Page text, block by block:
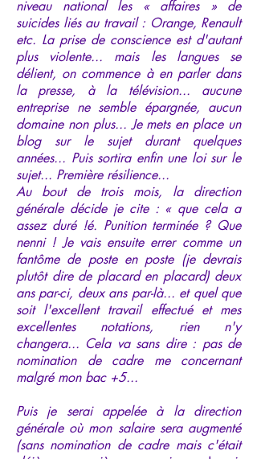
niveau national les « affaires » de
suicides liés au travail : Orange, Renault
etc. La prise de conscience est d'autant
plus violente... mais les langues se
délient, on commence à en parler dans
la presse, à la télévision... aucune
entreprise ne semble épargnée, aucun
domaine non plus... Je mets en place un
blog sur le sujet durant quelques
années... Puis sortira enfin une loi sur le
sujet... Première résilience...
Au bout de trois mois, la direction
générale décide je cite : « que cela a
assez duré !é. Punition terminée ? Que
nenni ! Je vais ensuite errer comme un
fantôme de poste en poste (je devrais
plutôt dire de placard en placard) deux
ans par-ci, deux ans par-là... et quel que
soit l'excellent travail effectué et mes
excellentes notations, rien n'y
changera... Cela va sans dire : pas de
nomination de cadre me concernant
malgré mon bac +5...
Puis je serai appelée à la direction
générale où mon salaire sera augmenté
(sans nomination de cadre mais c'était